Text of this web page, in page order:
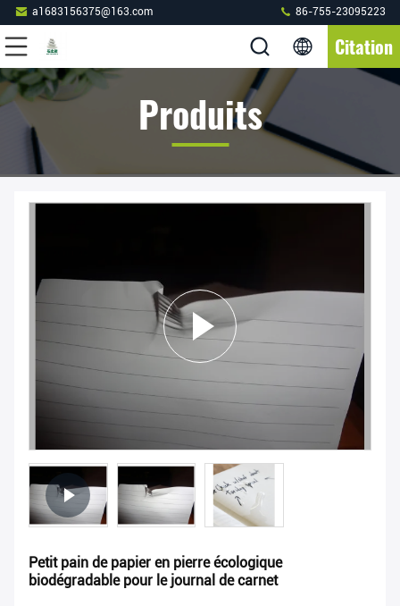
a1683156375@163.com 86-755-23095223
Citation
Produits
Petit pain de papier en pierre écologique
biodégradable pour le journal de carnet